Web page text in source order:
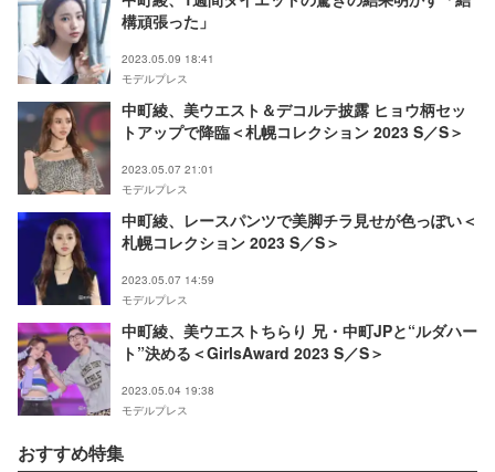
構頑張った」
2023.05.09 18:41
モデルプレス
中町綾、美ウエスト＆デコルテ披露 ヒョウ柄セッ
トアップで降臨＜札幌コレクション 2023 S／S＞
2023.05.07 21:01
モデルプレス
中町綾、レースパンツで美脚チラ見せが色っぽい＜
札幌コレクション 2023 S／S＞
2023.05.07 14:59
モデルプレス
中町綾、美ウエストちらり 兄・中町JPと“ルダハー
ト”決める＜GirlsAward 2023 S／S＞
2023.05.04 19:38
モデルプレス
おすすめ特集